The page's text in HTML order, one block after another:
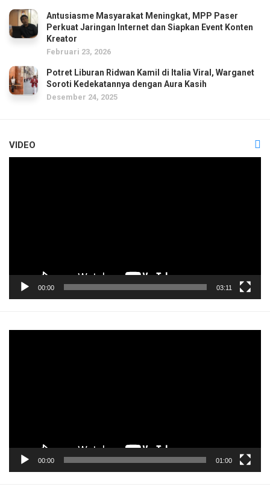
Antusiasme Masyarakat Meningkat, MPP Paser
Perkuat Jaringan Internet dan Siapkan Event Konten
Kreator
Februari 23, 2026
Potret Liburan Ridwan Kamil di Italia Viral, Warganet
Soroti Kedekatannya dengan Aura Kasih
Desember 24, 2025
VIDEO
00:00 03:11
00:00 01:00